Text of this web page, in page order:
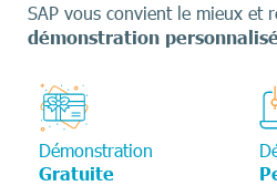
SAP vous convient le mieux et
démonstration
Démonstration
Gratuite